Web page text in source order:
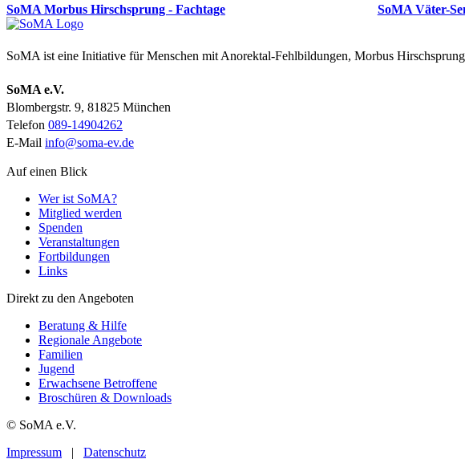
SoMA Morbus Hirschsprung - Fachtage SoMA Väter-
SoMA ist eine Initiative für Menschen mit Anorektal-Fehlbildungen, Morbus
SoMA e.V.
Blombergstr. 9, 81825 München
Telefon 089-14904262
E-Mail info@soma-ev.de
Auf einen Blick
Wer ist SoMA?
Mitglied werden
Spenden
Veranstaltungen
Fortbildungen
Links
Direkt zu den Angeboten
Beratung & Hilfe
Regionale Angebote
Familien
Jugend
Erwachsene Betroffene
Broschüren & Downloads
© SoMA e.V.
Impressum | Datenschutz